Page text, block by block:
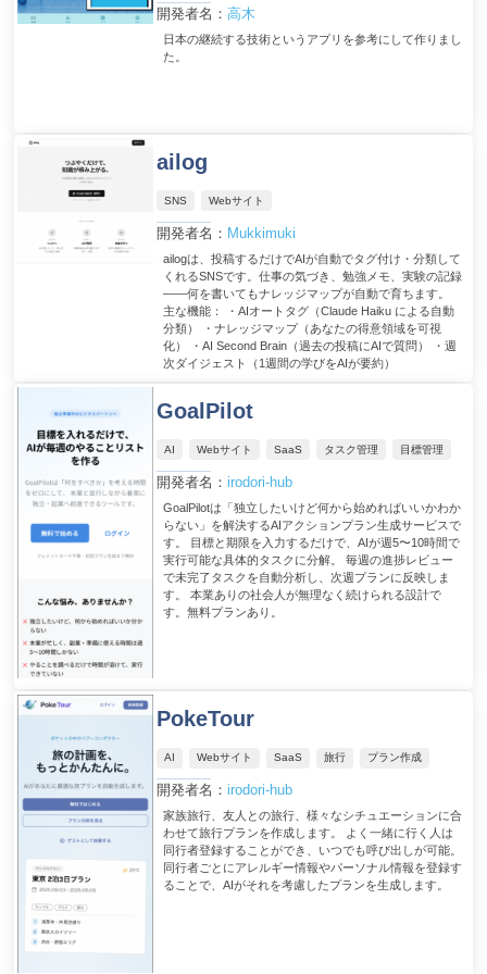
開発者名： 高木
日本の継続する技術というアプリを参考にして作りまし
た。
ailog
SNS Webサイト
開発者名： Mukkimuki
ailogは、投稿するだけでAIが自動でタグ付け・分類して
くれるSNSです。仕事の気づき、勉強メモ、実験の記録
——何を書いてもナレッジマップが自動で育ちます。
主な機能： ・AIオートタグ（Claude Haiku による自動
分類） ・ナレッジマップ（あなたの得意領域を可視
化） ・AI Second Brain（過去の投稿にAIで質問） ・週
次ダイジェスト（1週間の学びをAIが要約）
GoalPilot
AI Webサイト SaaS タスク管理 目標管理
開発者名： irodori-hub
GoalPilotは「独立したいけど何から始めればいいかわか
らない」を解決するAIアクションプラン生成サービスで
す。 目標と期限を入力するだけで、AIが週5〜10時間で
実行可能な具体的タスクに分解。 毎週の進捗レビュー
で未完了タスクを自動分析し、次週プランに反映しま
す。 本業ありの社会人が無理なく続けられる設計で
す。無料プランあり。
PokeTour
AI Webサイト SaaS 旅行 プラン作成
開発者名： irodori-hub
家族旅行、友人との旅行、様々なシチュエーションに合
わせて旅行プランを作成します。 よく一緒に行く人は
同行者登録することができ、いつでも呼び出しが可能。
同行者ごとにアレルギー情報やパーソナル情報を登録す
ることで、AIがそれを考慮したプランを生成します。